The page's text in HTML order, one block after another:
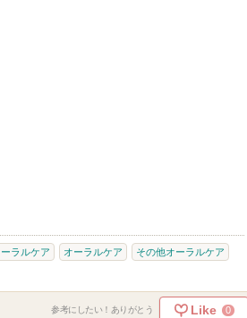
ラルケア オーラルケア その他オーラルケア
参考にしたい！ありがとう Like 0